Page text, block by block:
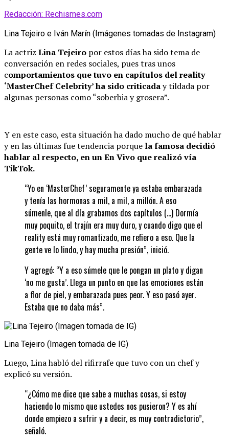
Redacción: Rechismes.com
Lina Tejeiro e Iván Marín (Imágenes tomadas de Instagram)
La actriz Lina Tejeiro por estos días ha sido tema de
conversación en redes sociales, pues tras unos
comportamientos que tuvo en capítulos del reality
‘MasterChef Celebrity’ ha sido criticaday tildada por
algunas personas como “soberbia y grosera”.
Y en este caso, esta situación ha dado mucho de qué hablar
y en las últimas fue tendencia porque la famosa decidió
hablar al respecto, en un En Vivo que realizó vía
TikTok.
“Yo en ‘MasterChef’ seguramente ya estaba embarazada
y tenía las hormonas a mil, a mil, a millón. A eso
súmenle, que al día grabamos dos capítulos (…) Dormía
muy poquito, el trajín era muy duro, y cuando digo que el
reality está muy romantizado, me refiero a eso. Que la
gente ve lo lindo, y hay mucha presión”, inició.
Y agregó: “Y a eso súmele que le pongan un plato y digan
‘no me gusta’. Llega un punto en que las emociones están
a flor de piel, y embarazada pues peor. Y eso pasó ayer.
Estaba que no daba más”.
Lina Tejeiro (Imagen tomada de IG)
Luego, Lina habló del rifirrafe que tuvo con un chef y
explicó su versión.
“¿Cómo me dice que sabe a muchas cosas, si estoy
haciendo lo mismo que ustedes nos pusieron? Y es ahí
donde empiezo a sufrir y a decir, es muy contradictorio”,
señaló.